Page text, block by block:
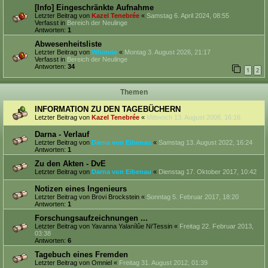
[Info] Eingeschränkte Aufnahme
Letzter Beitrag von Kazel Tenebrée « Samstag 6. April 2024, 08:55
Verfasst in Bereich der Neulinge
Antworten: 1
Abwesenheitsliste
Letzter Beitrag von Whimrie « Montag 3. August 2026, 21:17
Verfasst in Bereich der Neulinge
Antworten: 34 1 2
Themen
INFORMATION ZU DEN TAGEBÜCHERN
Letzter Beitrag von Kazel Tenebrée « Mittwoch 13. August 2008, 16:16
Darna - Verlauf
Letzter Beitrag von Darna von Eibenau « Samstag 13. August 2022, 16:24
Antworten: 1
Zu den Akten - DvE
Letzter Beitrag von Darna von Eibenau « Dienstag 17. Oktober 2017, 10:42
Notizen eines Ingenieurs
Letzter Beitrag von Brovi Brockstein « Sonntag 5. Februar 2017, 18:20
Antworten: 1
Forschungsaufzeichnungen ...
Letzter Beitrag von Yavanna Yalanílûe Ni'Tessin « Freitag 22. Februar 2013,
03:38
Antworten: 6
Tagebuch eines Fremden
Letzter Beitrag von Omniel « Freitag 31. August 2012, 01:39